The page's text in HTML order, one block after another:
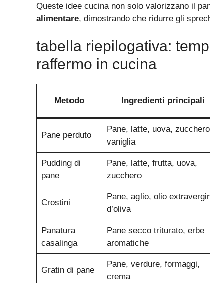
Queste idee cucina non solo valorizzano il
alimentare, dimostrando che ridurre gli
tabella riepilogativa:
raffermo in cucina
Metodo Ingredienti principali
Pane perduto
Pane, latte, uova,
vaniglia
Pudding di
pane
Pane, latte, frutta, uova,
zucchero
Crostini
Pane, aglio, olio
d’oliva
Panatura
casalinga
Pane secco triturato, erbe
aromatiche
Gratin di pane
Pane, verdure, formaggi,
crema